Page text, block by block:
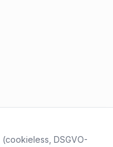
(cookieless, DSGVO-